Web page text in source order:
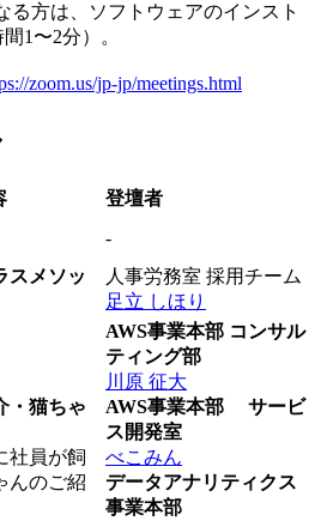
る方は、ソフトウェアのインスト
1〜2分）。
zoom.us/jp-jp/meetings.html
登壇者
-
スメソッ
人事労務室 採用チーム
足立 しほり
・猫ちゃ
社員が飼
んのご紹
AWS事業本部 コンサル
ティング部
川原 征大
AWS事業本部 サービ
ス開発室
べこみん
データアナリティクス
事業本部